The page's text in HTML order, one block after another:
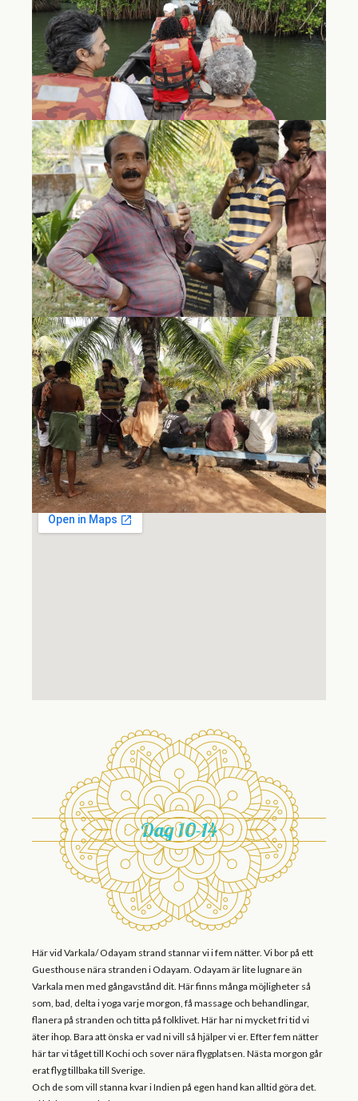
Dag 10-14
Här vid Varkala/ Odayam strand stannar vi i fem nätter. Vi bor på ett
Guesthouse nära stranden i Odayam. Odayam är lite lugnare än
Varkala men med gångavstånd dit. Här finns många möjligheter så
som, bad, delta i yoga varje morgon, få massage och behandlingar,
flanera på stranden och titta på folklivet. Här har ni mycket fri tid vi
äter ihop. Bara att önska er vad ni vill så hjälper vi er. Efter fem nätter
här tar vi tåget till Kochi och sover nära flygplatsen. Nästa morgon går
erat flyg tillbaka till Sverige.
Och de som vill stanna kvar i Indien på egen hand kan alltid göra det.